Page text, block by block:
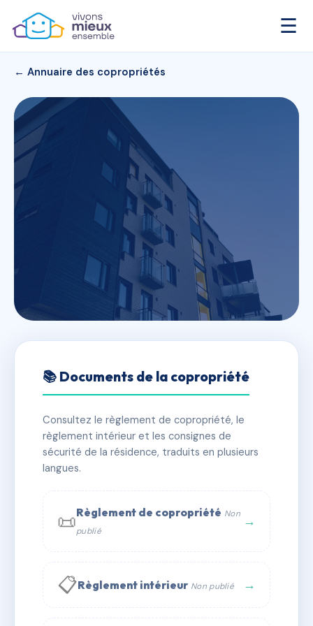
☰
← Annuaire des copropriétés
5-7 rue Saint Antoine du T
✓ Immatriculée 🏠 41 lots 🏗 2 bâtiment(s)
📞 Contacter Syndic Digital
📚 Documents de la copropriété
Consultez le règlement de copropriété, le
règlement intérieur et les consignes de
sécurité de la résidence, traduits en plusieurs
langues.
📜Règlement de copropriété Non
publié
→
📋Règlement intérieur Non publié →